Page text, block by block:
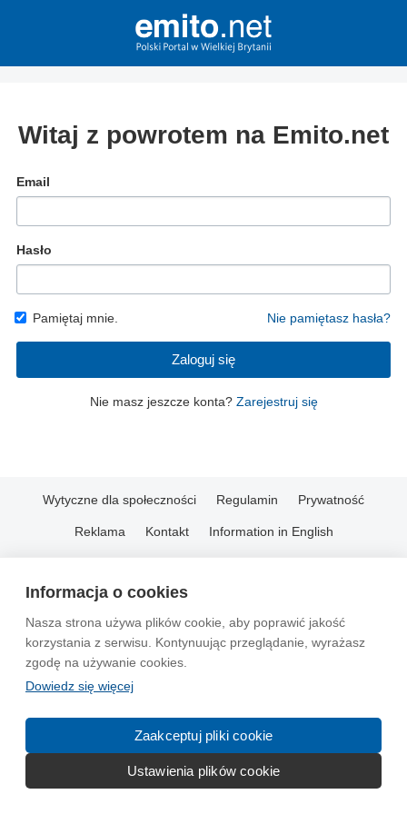
Informacja o cookies
Nasza strona używa plików cookie, aby poprawić jakość
korzystania z serwisu. Kontynuując przeglądanie, wyrażasz
zgodę na używanie cookies.
Dowiedz się więcej
Zaakceptuj pliki cookie
Ustawienia plików cookie
Witaj z powrotem na Emito.net
Email
Hasło
Pamiętaj mnie. Nie pamiętasz hasła?
Zaloguj się
Nie masz jeszcze konta? Zarejestruj się
Wytyczne dla społeczności Regulamin Prywatność
Reklama Kontakt Information in English